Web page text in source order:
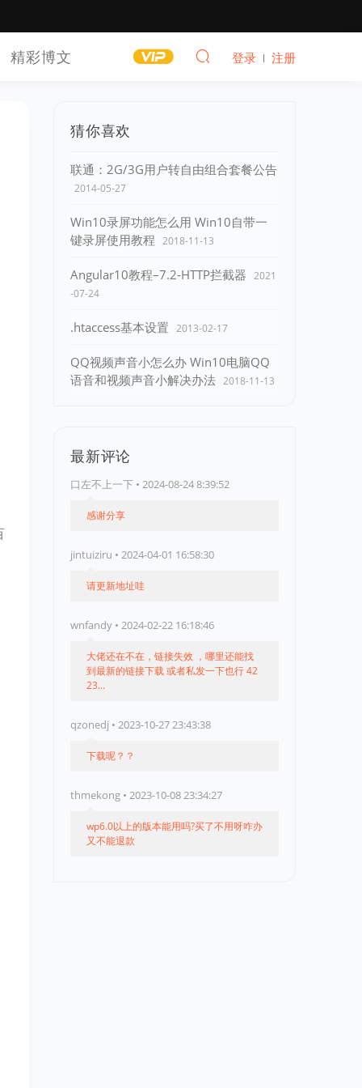
精彩博文 登录 注册
猜你喜欢
联通：2G/3G用户转自由组合套餐公告
2014-05-27
Win10录屏功能怎么用 Win10自带一
键录屏使用教程 2018-11-13
Angular10教程–7.2-HTTP拦截器 2021
-07-24
.htaccess基本设置 2013-02-17
QQ视频声音小怎么办 Win10电脑QQ
语音和视频声音小解决办法 2018-11-13
最新评论
口左不上一下 • 2024-08-24 8:39:52
感谢分享
jintuiziru • 2024-04-01 16:58:30
请更新地址哇
wnfandy • 2024-02-22 16:18:46
大佬还在不在，链接失效 ，哪里还能找
到最新的链接下载 或者私发一下也行 42
23...
qzonedj • 2023-10-27 23:43:38
下载呢？？
thmekong • 2023-10-08 23:34:27
wp6.0以上的版本能用吗?买了不用呀咋办
又不能退款